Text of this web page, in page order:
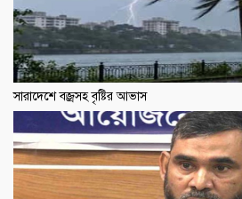
সারাদেশে বজ্রসহ বৃষ্টির আভাস